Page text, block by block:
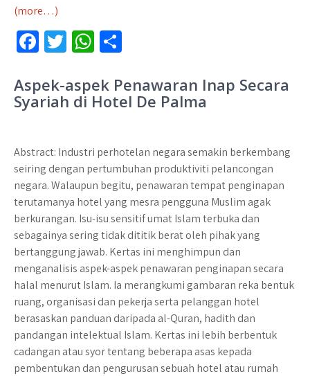
(more…)
Fa
b
o
k
T
tt
er
W
at
sA
p
ar
e
Aspek-aspek Penawaran Inap Secara
Syariah di Hotel De Palma
Abstract: Industri perhotelan negara semakin berkembang
seiring dengan pertumbuhan produktiviti pelancongan
negara. Walaupun begitu, penawaran tempat penginapan
terutamanya hotel yang mesra pengguna Muslim agak
berkurangan. Isu-isu sensitif umat Islam terbuka dan
sebagainya sering tidak dititik berat oleh pihak yang
bertanggung jawab. Kertas ini menghimpun dan
menganalisis aspek-aspek penawaran penginapan secara
halal menurut Islam. Ia merangkumi gambaran reka bentuk
ruang, organisasi dan pekerja serta pelanggan hotel
berasaskan panduan daripada al-Quran, hadith dan
pandangan intelektual Islam. Kertas ini lebih berbentuk
cadangan atau syor tentang beberapa asas kepada
pembentukan dan pengurusan sebuah hotel atau rumah